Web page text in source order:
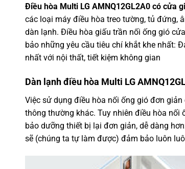
Điều hòa Multi LG AMNQ12GL2A0 có cửa
các loại máy điều hòa treo tường, tủ đứng,
dàn lạnh. Điều hòa giấu trần nối ống gió
bảo những yêu cầu tiêu chí khắt khe nhất:
nhất với nội thất, tiết kiệm không gian
Dàn lạnh điều hòa Multi LG
Việc sử dụng điều hòa nối ống gió đơn
thông thường khác. Tuy nhiên điều hòa nối
bảo dưỡng thiết bị lại đơn giản, dễ dàng
sẽ (chúng ta tự làm được) đảm bảo luôn